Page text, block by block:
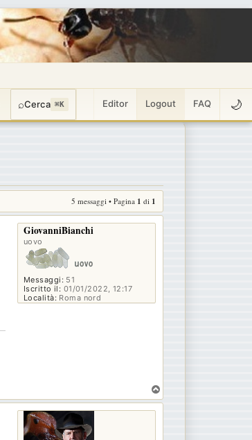
⌕Cerca ⌘K Editor Logout FAQ 🌙
5 messaggi • Pagina 1 di 1
GiovanniBianchi
uovo
Messaggi: 51
Iscritto il: 01/01/2022, 12:17
Località: Roma nord
o